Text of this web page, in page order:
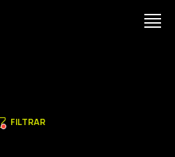
FILTRAR